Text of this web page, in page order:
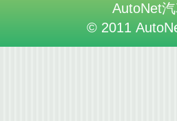
AutoNet
© 2011